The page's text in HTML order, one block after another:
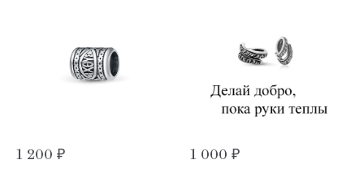
1 200 ₽ 1 000 ₽